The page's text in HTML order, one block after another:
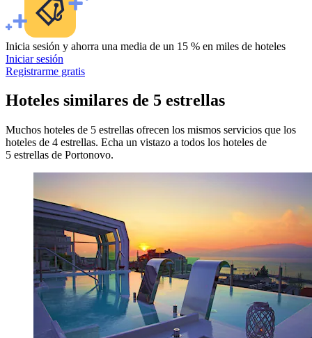
Inicia sesión y ahorra una media de un 15 % en miles de hoteles
Iniciar sesión
Registrarme gratis
Hoteles similares de 5 estrellas
Muchos hoteles de 5 estrellas ofrecen los mismos servicios que los
hoteles de 4 estrellas. Echa un vistazo a todos los hoteles de
5 estrellas de Portonovo.